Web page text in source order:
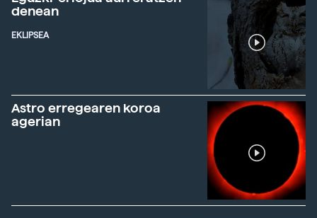
denean
EKLIPSEA
Astro erregearen koroa
agerian